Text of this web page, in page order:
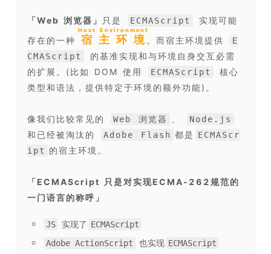
「Web 浏览器 」 只是 ECMAScript
实现可能
存在的一种 宿主环境
Host Environment
。而宿主环境提供
E
CMAScript
的基准实现和与环境自身交互必需
的扩展。(比如 DOM 使用
ECMAScript
核心
类型和语法，提供特定于环境的额外功能)。
像我们比较常见的 Web 浏览器 Node.js
和已经被淘汰的 Adobe Flash 都是
ECMAScr
ipt
的宿主环境。
「ECMAScript 只是对实现ECMA-262规范的
一门语言的称呼 」
JS 实现了 ECMAScript
Adobe ActionScript
也实现 ECMAScript